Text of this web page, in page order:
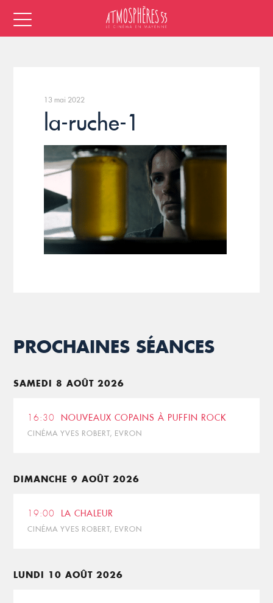
13 mai 2022
la-ruche-1
PROCHAINES SÉANCES
SAMEDI 8 AOÛT 2026
16:30 NOUVEAUX COPAINS À PUFFIN ROCK
CINÉMA YVES ROBERT, EVRON
DIMANCHE 9 AOÛT 2026
19:00 LA CHALEUR
CINÉMA YVES ROBERT, EVRON
LUNDI 10 AOÛT 2026